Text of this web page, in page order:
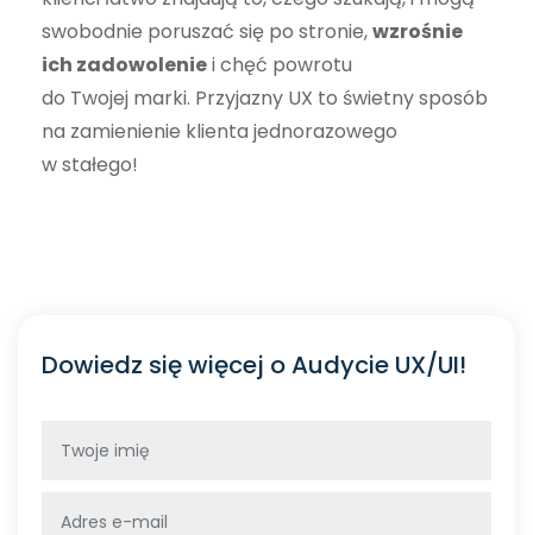
swobodnie poruszać się po stronie,wzrośnie
ich zadowoleniei chęć powrotu
do Twojej marki. Przyjazny UX to świetny sposób
na zamienienie klienta jednorazowego
w stałego!
Dowiedz się więcej o Audycie UX/UI!